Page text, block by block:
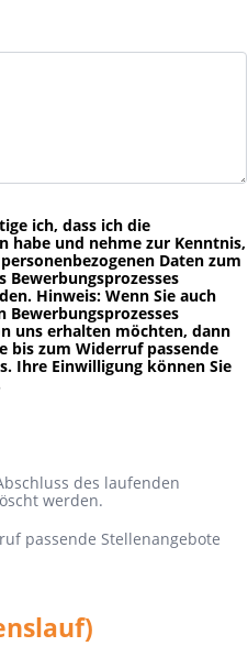
ich, dass ich die
habe und nehme zur Kenntnis,
Daten zum
Bewerbungsprozesses
Hinweis: Wenn Sie auch
Bewerbungsprozesses
uns erhalten möchten, dann
bis zum Widerruf passende
Ihre Einwilligung können Sie
des laufenden
werden.
passende Stellenangebote